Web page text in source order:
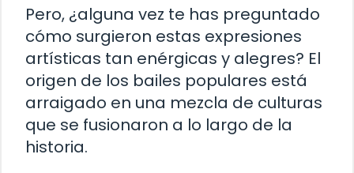
Pero, ¿alguna vez te has preguntado
cómo surgieron estas expresiones
artísticas tan enérgicas y alegres? El
origen de los bailes populares está
arraigado en una mezcla de culturas
que se fusionaron a lo largo de la
historia.